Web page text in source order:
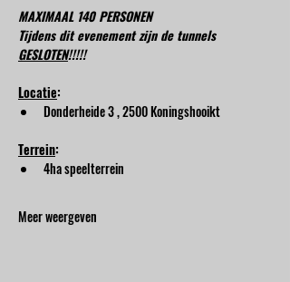
MAXIMAAL 140 PERSONEN
Tijdens dit evenement zijn de tunnels
GESLOTEN!!!!!
Locatie:
Donderheide 3 , 2500 Koningshooikt
Terrein:
4ha speelterrein
Meer weergeven